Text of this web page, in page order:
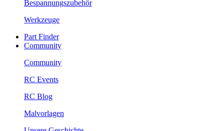
Bespannungszubehör
Werkzeuge
Part Finder
Community
Community
RC Events
RC Blog
Malvorlagen